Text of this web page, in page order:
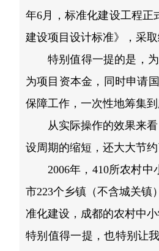
年6月，标准化建设工程
建设项目设计标准》，采
特别值得一提的是，
为项目资本金，同时申请
保障工作，一次性地筹集到
从实际操作的效果来
设周期的缩短，还大大节约
2006年，410所农村
市223个乡镇（不含城关镇
准化建设，成都的农村中
特别值得一提，也特别让